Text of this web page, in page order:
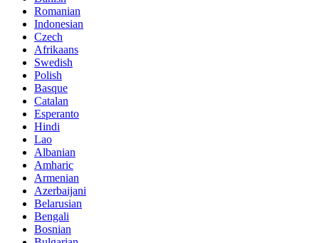
Romanian
Indonesian
Czech
Afrikaans
Swedish
Polish
Basque
Catalan
Esperanto
Hindi
Lao
Albanian
Amharic
Armenian
Azerbaijani
Belarusian
Bengali
Bosnian